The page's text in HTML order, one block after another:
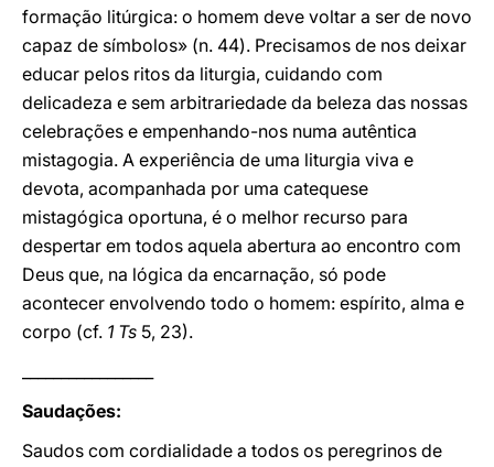
formação litúrgica: o homem deve voltar a ser de novo
capaz de símbolos» (n. 44). Precisamos de nos deixar
educar pelos ritos da liturgia, cuidando com
delicadeza e sem arbitrariedade da beleza das nossas
celebrações e empenhando-nos numa autêntica
mistagogia. A experiência de uma liturgia viva e
devota, acompanhada por uma catequese
mistagógica oportuna, é o melhor recurso para
despertar em todos aquela abertura ao encontro com
Deus que, na lógica da encarnação, só pode
acontecer envolvendo todo o homem: espírito, alma e
corpo (cf. 1 Ts 5, 23).
Saudações:
Saudos com cordialidade a todos os peregrinos de